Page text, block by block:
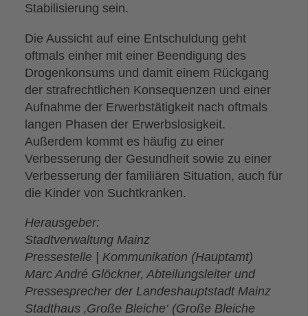
Stabilisierung sein.
Die Aussicht auf eine Entschuldung geht
oftmals einher mit einer Beendigung des
Drogenkonsums und damit einem Rückgang
der strafrechtlichen Konsequenzen und einer
Aufnahme der Erwerbstätigkeit nach oftmals
langen Phasen der Erwerbslosigkeit.
Außerdem kommt es häufig zu einer
Verbesserung der Gesundheit sowie zu einer
Verbesserung der familiären Situation, auch für
die Kinder von Suchtkranken.
Herausgeber:
Stadtverwaltung Mainz
Pressestelle | Kommunikation (Hauptamt)
Marc André Glöckner, Abteilungsleiter und
Pressesprecher der Landeshauptstadt Mainz
Stadthaus ‚Große Bleiche‘ (Große Bleiche